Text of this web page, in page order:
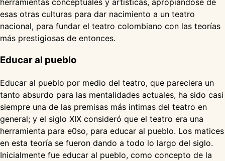
esas otras culturas para dar nacimiento a un teatro
nacional, para fundar el teatro colombiano con las teorías
más prestigiosas de entonces.
Educar al pueblo
Educar al pueblo por medio del teatro, que pareciera un
tanto absurdo para las mentalidades actuales, ha sido casi
siempre una de las premisas más intimas del teatro en
general; y el siglo XIX consideró que el teatro era una
herramienta para e0so, para educar al pueblo. Los matices
en esta teoría se fueron dando a todo lo largo del siglo.
Inicialmente fue educar al pueblo, como concepto de la